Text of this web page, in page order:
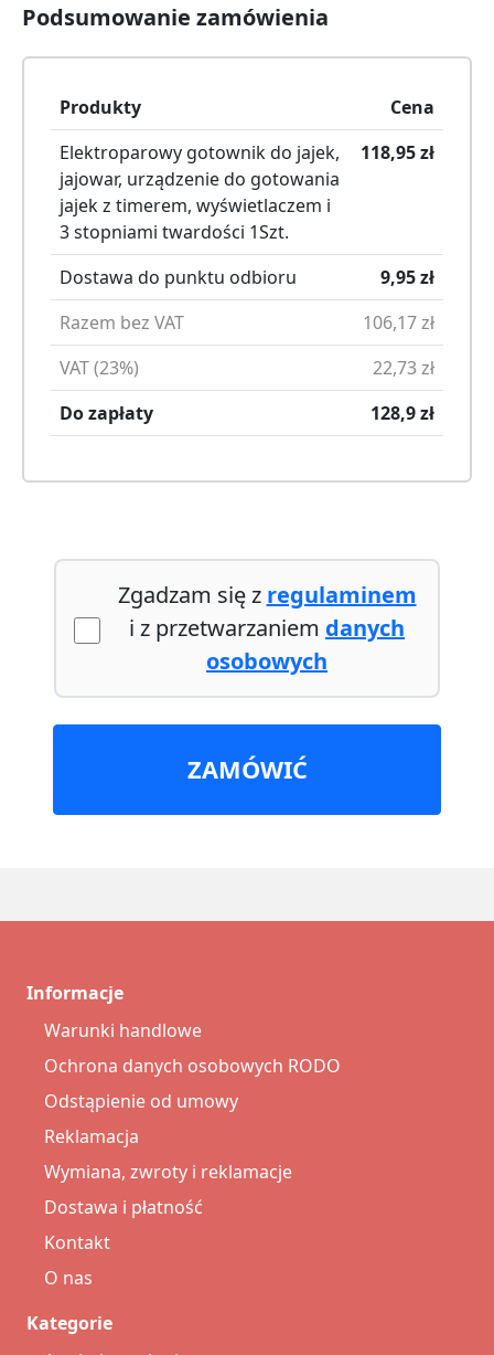
Podsumowanie zamówienia
Produkty
Cena
Elektroparowy gotownik do jajek,
jajowar, urządzenie do gotowania
jajek z timerem, wyświetlaczem i
3 stopniami twardości 1Szt.
118,95zł
Dostawa do punktu odbioru 9,95zł
Razem bez VAT
106,17zł
VAT (23%)
22,73zł
Do zapłaty
128,9zł
Zgadzam się z regulaminem
i z przetwarzaniem danych
osobowych
ZAMÓWIĆ
Informacje
Warunki handlowe
Ochrona danych osobowych RODO
Odstąpienie od umowy
Reklamacja
Wymiana, zwroty i reklamacje
Dostawa i płatność
Kontakt
O nas
Kategorie